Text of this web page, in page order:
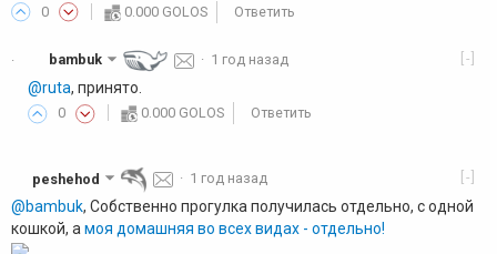
0 0.000 GOLOS Ответить
· [-]
bambuk · 1 год назад
@ruta, принято.
0 0.000 GOLOS Ответить
[-]
peshehod · 1 год назад
@bambuk, Собственно прогулка получилась отдельно, с одной
кошкой, а моя домашняя во всех видах - отдельно!